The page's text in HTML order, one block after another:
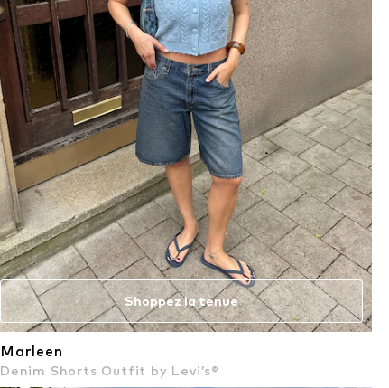
Shoppez la tenue
Marleen
Denim Shorts Outfit by Levi’s®